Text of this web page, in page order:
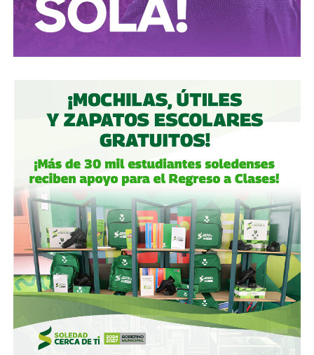
Autoridades:hagan su trabajo, pero háganlo bien, y no
descuiden lo que hicieron antes por centrarse solo en
obras nuevas.
personas se sientan más seguras entrando a un parque
bajo su cuidado, para evitar accidentes en una calle, de una
ciudad que también es parte del estado.
Gobierno municipal:no se apresuren por hacer cosas
solo de cara a la contienda electoral, échenle ganas y
háganlas bien, respeten los tiempos, informen
oportunamente a los usuarios de las vialidades.
Ya aprovechando,revisen las señales de tránsito de la
zona, que necesitan mantenimiento, y luego dense una
vuelta por la ciudad:hay banquetas que son
estacionamientos, hay ciclovías intransitables, hay
peatones en riesgoporque los conductores no siguen el
reglamento.